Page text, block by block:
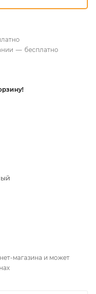
— бесплатно
магазина и может